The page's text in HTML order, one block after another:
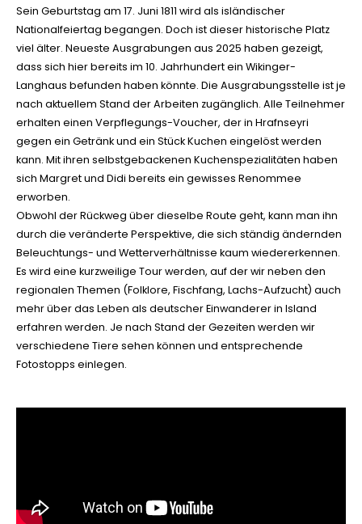
Sein Geburtstag am 17. Juni 1811 wird als isländischer
Nationalfeiertag begangen. Doch ist dieser historische Platz
viel älter. Neueste Ausgrabungen aus 2025 haben gezeigt,
dass sich hier bereits im 10. Jahrhundert ein Wikinger-
Langhaus befunden haben könnte. Die Ausgrabungsstelle ist je
nach aktuellem Stand der Arbeiten zugänglich. Alle Teilnehmer
erhalten einen Verpflegungs-Voucher, der in Hrafnseyri
gegen ein Getränk und ein Stück Kuchen eingelöst werden
kann. Mit ihren selbstgebackenen Kuchenspezialitäten haben
sich Margret und Didi bereits ein gewisses Renommee
erworben.
Obwohl der Rückweg über dieselbe Route geht, kann man ihn
durch die veränderte Perspektive, die sich ständig ändernden
Beleuchtungs- und Wetterverhältnisse kaum wiedererkennen.
Es wird eine kurzweilige Tour werden, auf der wir neben den
regionalen Themen (Folklore, Fischfang, Lachs-Aufzucht) auch
mehr über das Leben als deutscher Einwanderer in Island
erfahren werden. Je nach Stand der Gezeiten werden wir
verschiedene Tiere sehen können und entsprechende
Fotostopps einlegen.